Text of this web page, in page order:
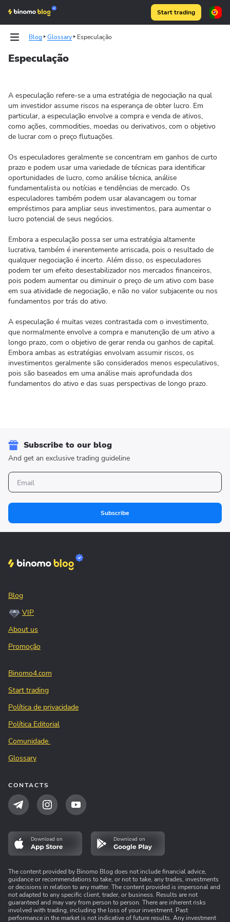
Start trading
Blog Glossary Especulação
Binomo on Telegram
Binomo on Telegram
Especulação
A especulação refere-se a uma estratégia de negociação na qual
um investidor assume riscos na esperança de obter lucro. Em
particular, a especulação envolve a compra e venda de ativos,
como ações, commodities, moedas ou derivativos, com o objetivo
de lucrar com o preço flutuações.
Os especuladores geralmente se concentram em ganhos de curto
prazo e podem usar uma variedade de técnicas para identificar
oportunidades de lucro, como análise técnica, análise
fundamentalista ou notícias e tendências de mercado. Os
especuladores também podem usar alavancagem ou tomar
empréstimos para ampliar seus investimentos, para aumentar o
lucro potencial de seus negócios.
Embora a especulação possa ser uma estratégia altamente
lucrativa, também é inerentemente arriscada, pois o resultado de
qualquer negociação é incerto. Além disso, os especuladores
podem ter um efeito desestabilizador nos mercados financeiros,
pois podem aumentar ou diminuir o preço de um ativo com base
em sua atividade de negociação, e não no valor subjacente ou nos
fundamentos por trás do ativo.
A especulação é muitas vezes contrastada com o investimento,
que normalmente envolve a compra e manutenção de um ativo a
longo prazo, com o objetivo de gerar renda ou ganhos de capital.
Embora ambas as estratégias envolvam assumir riscos, os
investimentos geralmente são considerados menos especulativos,
pois são baseados em uma análise mais aprofundada dos
fundamentos do ativo e das suas perspectivas de longo prazo.
Subscribe to our blog
And get an exclusive trading guideline
Subscribe
Blog
VIP
About us
Promoção
Binomo4.com
Start trading
Política de privacidade
Política Editorial
Comunidade
Glossary
CONTACTS
Download on Download on
The content provided by Binomo Blog does not include financial advice,
guidance or recommendations to take, or not to take, any trades, investments
or decisions in relation to any matter. The content provided is impersonal and
not adapted to any specific client, trader, or business. Results are not
guaranteed and may vary from person to person. There are inherent risks
involved with trading, including the loss of your investment. Past
performance in the market is not indicative of future results. Any investment